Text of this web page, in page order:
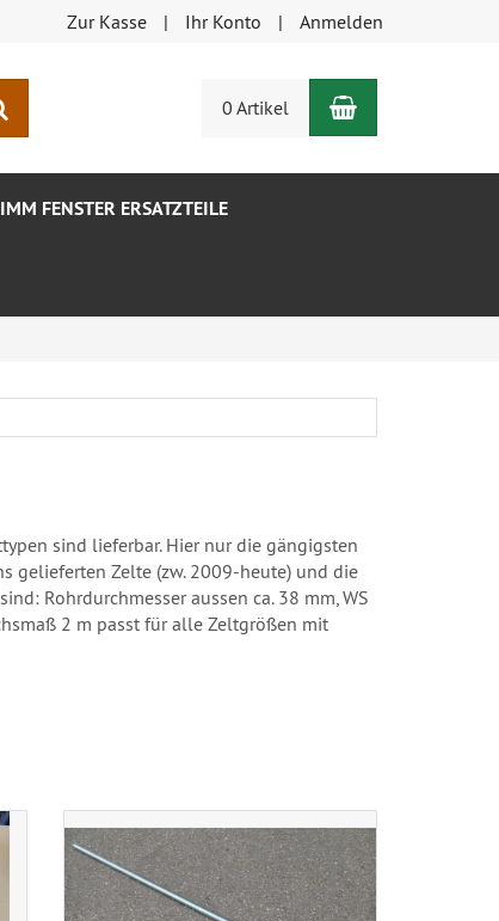
Zur Kasse Ihr Konto Anmelden
0 Artikel Warenkorb
FENSTER ERSATZTEILE
sind lieferbar. Hier nur die gängigsten
gelieferten Zelte (zw. 2009-heute) und die
Rohrdurchmesser aussen ca. 38 mm, WS
2 m passt für alle Zeltgrößen mit